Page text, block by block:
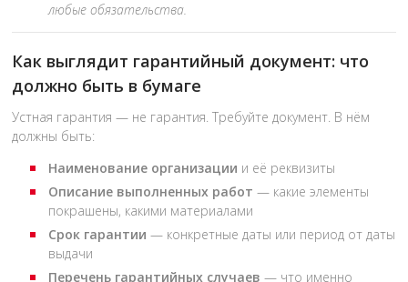
любые обязательства.
Как выглядит гарантийный документ: что
должно быть в бумаге
Устная гарантия — не гарантия. Требуйте документ. В нём
должны быть:
Наименование организации и её реквизиты
Описание выполненных работ — какие элементы
покрашены, какими материалами
Срок гарантии — конкретные даты или период от даты
выдачи
Перечень гарантийных случаев — что именно